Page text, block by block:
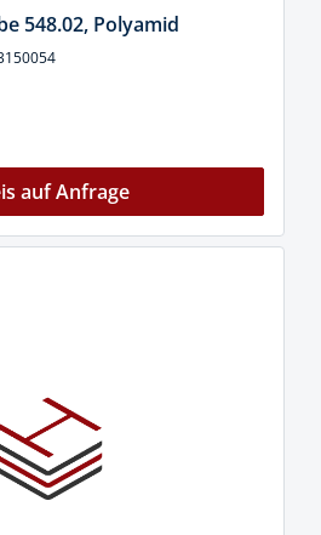
548.02, Polyamid
auf Anfrage